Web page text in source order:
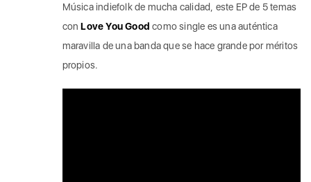
Música indiefolk de mucha calidad, este EP de 5 temas
conLove You Good como single es una auténtica
maravilla de una banda que se hace grande por méritos
propios.